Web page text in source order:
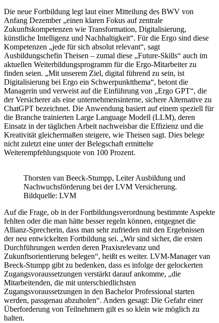
Die neue Fortbildung legt laut einer Mitteilung des BWV von
Anfang Dezember „einen klaren Fokus auf zentrale
Zukunftskompetenzen wie Transformation, Digitalisierung,
künstliche Intelligenz und Nachhaltigkeit“. Für die Ergo sind diese
Kompetenzen „jede für sich absolut relevant“, sagt
Ausbildungschefin Theisen – zumal diese „Future-Skills“ auch im
aktuellen Weiterbildungsprogramm für die Ergo-Mitarbeiter zu
finden seien. „Mit unserem Ziel, digital führend zu sein, ist
Digitalisierung bei Ergo ein Schwerpunktthema“, betont die
Managerin und verweist auf die Einführung von „Ergo GPT“, die
der Versicherer als eine unternehmensinterne, sichere Alternative zu
ChatGPT bezeichnet. Die Anwendung basiert auf einem speziell für
die Branche trainierten Large Language Modell (LLM), deren
Einsatz in der täglichen Arbeit nachweisbar die Effizienz und die
Kreativität gleichermaßen steigere, wie Theisen sagt. Dies belege
nicht zuletzt eine unter der Belegschaft ermittelte
Weiterempfehlungsquote von 100 Prozent.
Thorsten van Beeck-Stumpp, Leiter Ausbildung und
Nachwuchsförderung bei der LVM Versicherung.
Bildquelle: LVM
Auf die Frage, ob in der Fortbildungsverordnung bestimmte Aspekte
fehlten oder die man hätte besser regeln können, entgegnet die
Allianz-Sprecherin, dass man sehr zufrieden mit den Ergebnissen
der neu entwickelten Fortbildung sei. „Wir sind sicher, die ersten
Durchführungen werden deren Praxisrelevanz und
Zukunftsorientierung belegen“, heißt es weiter. LVM-Manager van
Beeck-Stumpp gibt zu bedenken, dass es infolge der gelockerten
Zugangsvoraussetzungen verstärkt darauf ankomme, „die
Mitarbeitenden, die mit unterschiedlichsten
Zugangsvoraussetzungen in den Bachelor Professional starten
werden, passgenau abzuholen“. Anders gesagt: Die Gefahr einer
Überforderung von Teilnehmern gilt es so klein wie möglich zu
halten.